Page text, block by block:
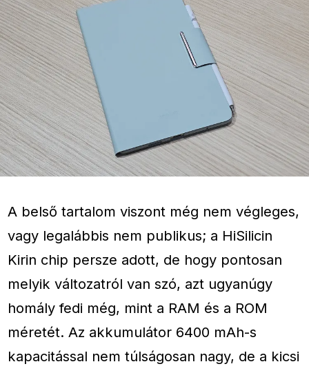
A belső tartalom viszont még nem végleges,
vagy legalábbis nem publikus; a HiSilicin
Kirin chip persze adott, de hogy pontosan
melyik változatról van szó, azt ugyanúgy
homály fedi még, mint a RAM és a ROM
méretét. Az akkumulátor 6400 mAh-s
kapacitással nem túlságosan nagy, de a kicsi